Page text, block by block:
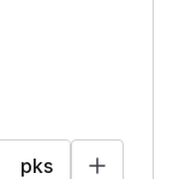
pks